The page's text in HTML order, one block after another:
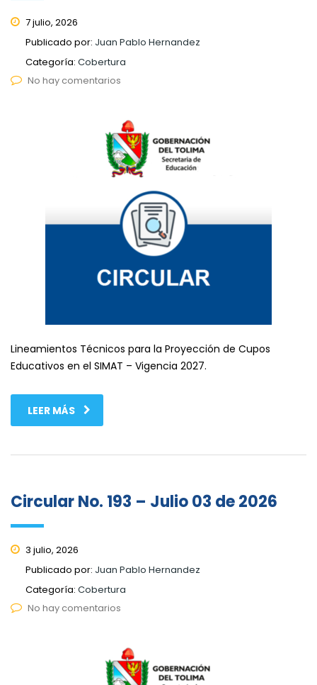
7 julio, 2026
Publicado por: Juan Pablo Hernandez
Categoría: Cobertura
No hay comentarios
Lineamientos Técnicos para la Proyección de Cupos
Educativos en el SIMAT – Vigencia 2027.
LEER MÁS
Circular No. 193 – Julio 03 de 2026
3 julio, 2026
Publicado por: Juan Pablo Hernandez
Categoría: Cobertura
No hay comentarios